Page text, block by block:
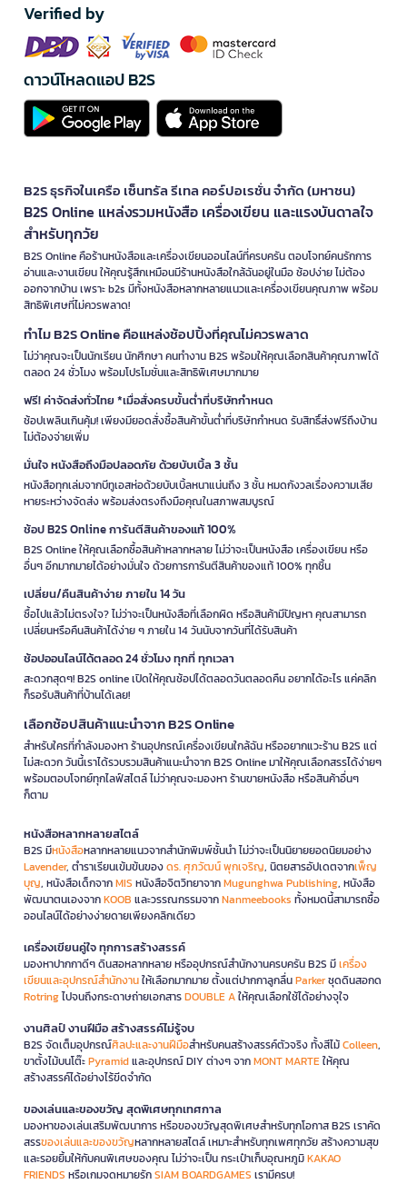
Verified by
ดาวน์โหลดแอป B2S
B2S ธุรกิจในเครือ เซ็นทรัล รีเทล คอร์ปอเรชั่น จำกัด (มหาชน)
B2S Online แหล่งรวมหนังสือ เครื่องเขียน และแรงบันดาลใจ
สำหรับทุกวัย
B2S Online คือร้านหนังสือและเครื่องเขียนออนไลน์ที่ครบครัน ตอบโจทย์คนรักการ
อ่านและงานเขียน ให้คุณรู้สึกเหมือนมีร้านหนังสือใกล้ฉันอยู่ในมือ ช้อปง่าย ไม่ต้อง
ออกจากบ้าน เพราะ b2s มีทั้งหนังสือหลากหลายแนวและเครื่องเขียนคุณภาพ พร้อม
สิทธิพิเศษที่ไม่ควรพลาด!
ทำไม B2S Online คือแหล่งช้อปปิ้งที่คุณไม่ควรพลาด
ไม่ว่าคุณจะเป็นนักเรียน นักศึกษา คนทำงาน B2S พร้อมให้คุณเลือกสินค้าคุณภาพได้
ตลอด 24 ชั่วโมง พร้อมโปรโมชั่นและสิทธิพิเศษมากมาย
ฟรี! ค่าจัดส่งทั่วไทย *เมื่อสั่งครบขั้นต่ำที่บริษัทกำหนด
ช้อปเพลินเกินคุ้ม! เพียงมียอดสั่งซื้อสินค้าขั้นต่ำที่บริษัทกำหนด รับสิทธิ์ส่งฟรีถึงบ้าน
ไม่ต้องจ่ายเพิ่ม
มั่นใจ หนังสือถึงมือปลอดภัย ด้วยบับเบิ้ล 3 ชั้น
หนังสือทุกเล่มจากบีทูเอสห่อด้วยบับเบิ้ลหนาแน่นถึง 3 ชั้น หมดกังวลเรื่องความเสีย
หายระหว่างจัดส่ง พร้อมส่งตรงถึงมือคุณในสภาพสมบูรณ์
ช้อป B2S Online การันตีสินค้าของแท้ 100%
B2S Online ให้คุณเลือกซื้อสินค้าหลากหลาย ไม่ว่าจะเป็นหนังสือ เครื่องเขียน หรือ
อื่นๆ อีกมากมายได้อย่างมั่นใจ ด้วยการการันตีสินค้าของแท้ 100% ทุกชิ้น
เปลี่ยน/คืนสินค้าง่าย ภายใน 14 วัน
ซื้อไปแล้วไม่ตรงใจ? ไม่ว่าจะเป็นหนังสือที่เลือกผิด หรือสินค้ามีปัญหา คุณสามารถ
เปลี่ยนหรือคืนสินค้าได้ง่าย ๆ ภายใน 14 วันนับจากวันที่ได้รับสินค้า
ช้อปออนไลน์ได้ตลอด 24 ชั่วโมง ทุกที่ ทุกเวลา
สะดวกสุดๆ! B2S online เปิดให้คุณช้อปได้ตลอดวันตลอดคืน อยากได้อะไร แค่คลิก
ก็รอรับสินค้าที่บ้านได้เลย!
เลือกช้อปสินค้าแนะนำจาก B2S Online
สำหรับใครที่กำลังมองหา ร้านอุปกรณ์เครื่องเขียนใกล้ฉัน หรืออยากแวะร้าน B2S แต่
ไม่สะดวก วันนี้เราได้รวบรวมสินค้าแนะนำจาก B2S Online มาให้คุณเลือกสรรได้ง่ายๆ
พร้อมตอบโจทย์ทุกไลฟ์สไตล์ ไม่ว่าคุณจะมองหา ร้านขายหนังสือ หรือสินค้าอื่นๆ
ก็ตาม
หนังสือหลากหลายสไตล์
B2S มีหนังสือหลากหลายแนวจากสำนักพิมพ์ชั้นนำ ไม่ว่าจะเป็นนิยายยอดนิยมอย่าง
Lavender, ตำราเรียนเข้มข้นของดร. ศุภวัฒน์ พุกเจริญ, นิตยสารอัปเดตจากเพ็ญ
บุญ, หนังสือเด็กจากMIS หนังสือจิตวิทยาจากMugunghwa Publishing, หนังสือ
พัฒนาตนเองจากKOOB และวรรณกรรมจากNanmeebooks ทั้งหมดนี้สามารถซื้อ
ออนไลน์ได้อย่างง่ายดายเพียงคลิกเดียว
เครื่องเขียนคู่ใจ ทุกการสร้างสรรค์
มองหาปากกาดีๆ ดินสอหลากหลาย หรืออุปกรณ์สำนักงานครบครัน B2S มีเครื่อง
เขียนและอุปกรณ์สำนักงานให้เลือกมากมาย ตั้งแต่ปากกาลูกลื่นParkerชุดดินสอกด
Rotringไปจนถึงกระดาษถ่ายเอกสารDOUBLE Aให้คุณเลือกใช้ได้อย่างจุใจ
งานศิลป์ งานฝีมือ สร้างสรรค์ไม่รู้จบ
B2S จัดเต็มอุปกรณ์ศิลปะและงานฝีมือสำหรับคนสร้างสรรค์ตัวจริง ทั้งสีไม้Colleen,
ขาตั้งไม้บนโต๊ะPyramidและอุปกรณ์ DIY ต่างๆ จากMONT MARTEให้คุณ
สร้างสรรค์ได้อย่างไร้ขีดจำกัด
ของเล่นและของขวัญ สุดพิเศษทุกเทศกาล
มองหาของเล่นเสริมพัฒนาการ หรือของขวัญสุดพิเศษสำหรับทุกโอกาส B2S เราคัด
สรรของเล่นและของขวัญหลากหลายสไตล์ เหมาะสำหรับทุกเพศทุกวัย สร้างความสุข
และรอยยิ้มให้กับคนพิเศษของคุณ ไม่ว่าจะเป็น กระเป๋าเก็บอุณหภูมิKAKAO
FRIENDS หรือเกมจดหมายรักSIAM BOARDGAMES เรามีครบ!